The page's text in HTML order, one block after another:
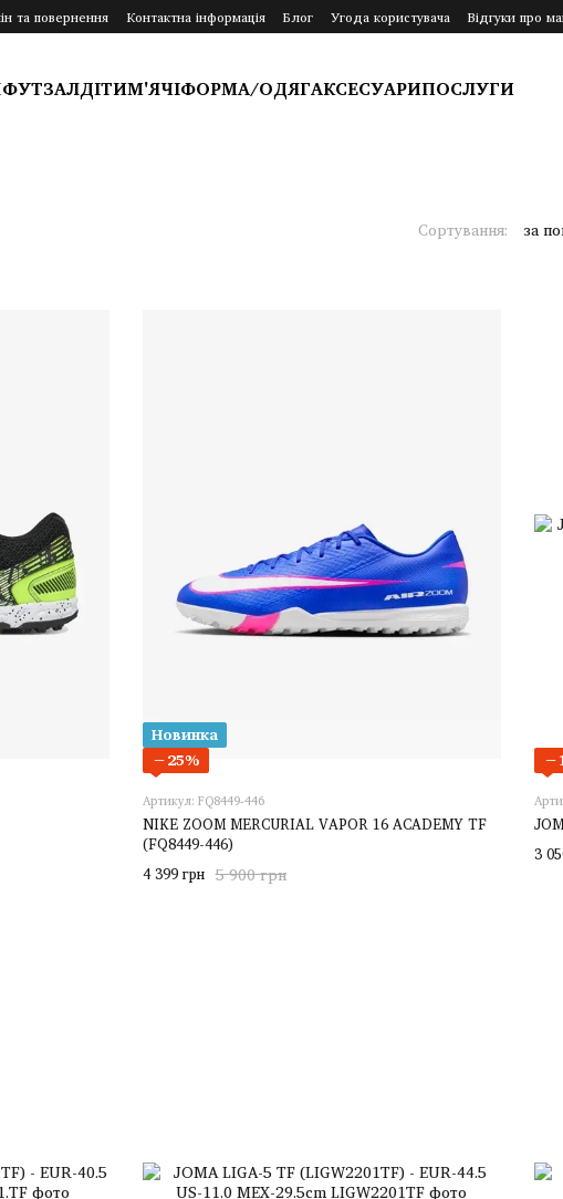
та повернення Контактна інформація Блог Угода користувача Відгуки про
ФУТЗАЛДІТИМ'ЯЧІФОРМА/ОДЯГАКСЕСУАРИПОСЛУГИ
Сортування: за
Новинка
−25%
Артикул: FQ8449-446
NIKE ZOOM MERCURIAL VAPOR 16 ACADEMY TF
(FQ8449-446)
5 900 грн
4 399 грн
3